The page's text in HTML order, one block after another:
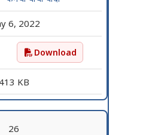
6, 2022
औषधनिर्माता- / मिश्रक या
Download
413 KB
26